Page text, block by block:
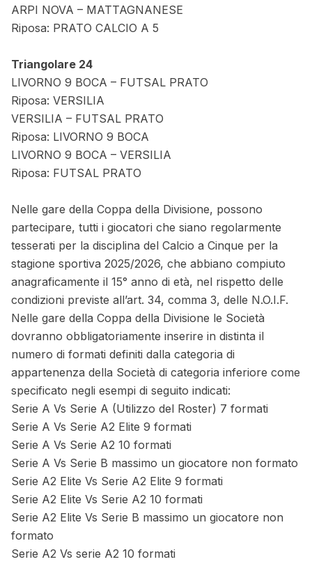
ARPI NOVA – MATTAGNANESE
Riposa: PRATO CALCIO A 5
Triangolare 24
LIVORNO 9 BOCA – FUTSAL PRATO
Riposa: VERSILIA
VERSILIA – FUTSAL PRATO
Riposa: LIVORNO 9 BOCA
LIVORNO 9 BOCA – VERSILIA
Riposa: FUTSAL PRATO
Nelle gare della Coppa della Divisione, possono
partecipare, tutti i giocatori che siano regolarmente
tesserati per la disciplina del Calcio a Cinque per la
stagione sportiva 2025/2026, che abbiano compiuto
anagraficamente il 15° anno di età, nel rispetto delle
condizioni previste all’art. 34, comma 3, delle N.O.I.F.
Nelle gare della Coppa della Divisione le Società
dovranno obbligatoriamente inserire in distinta il
numero di formati definiti dalla categoria di
appartenenza della Società di categoria inferiore come
specificato negli esempi di seguito indicati:
Serie A Vs Serie A (Utilizzo del Roster) 7 formati
Serie A Vs Serie A2 Elite 9 formati
Serie A Vs Serie A2 10 formati
Serie A Vs Serie B massimo un giocatore non formato
Serie A2 Elite Vs Serie A2 Elite 9 formati
Serie A2 Elite Vs Serie A2 10 formati
Serie A2 Elite Vs Serie B massimo un giocatore non
formato
Serie A2 Vs serie A2 10 formati